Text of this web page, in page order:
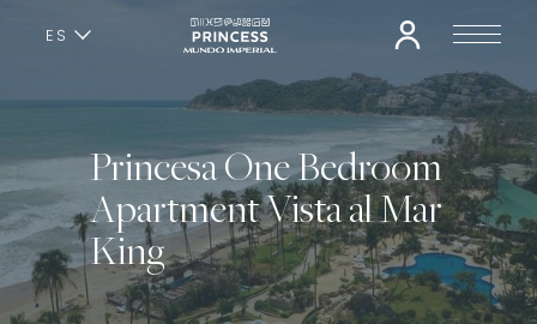
ES
Princesa One Bedroom
Apartment Vista al Mar
King